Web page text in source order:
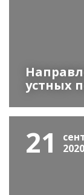
устных
21
2020